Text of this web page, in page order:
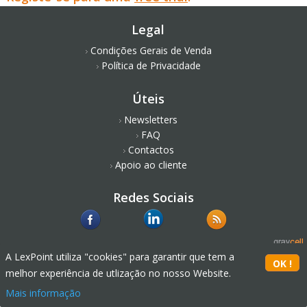
Legal
Condições Gerais de Venda
Política de Privacidade
Úteis
Newsletters
FAQ
Contactos
Apoio ao cliente
Redes Sociais
A LexPoint utiliza "cookies" para garantir que tem a
melhor experiência de utlização no nosso Website.
Mais informação